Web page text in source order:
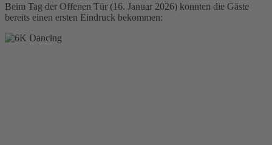
Beim Tag der Offenen Tür (16. Januar 2026) konnten die Gäste
bereits einen ersten Eindruck bekommen: